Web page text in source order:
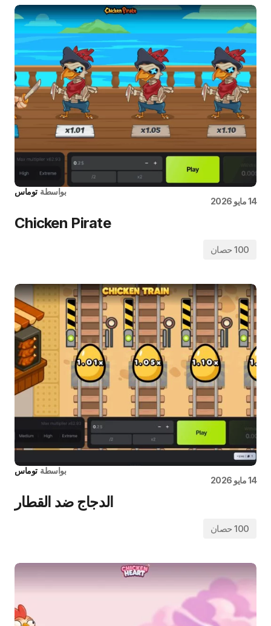
بواسطة توماس
14 مايو 2026
Chicken Pirate
100 حصان
بواسطة توماس
14 مايو 2026
الدجاج ضد القطار
100 حصان